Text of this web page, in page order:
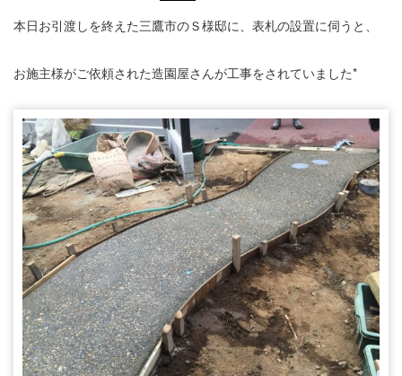
本日お引渡しを終えた三鷹市のＳ様邸に、表札の設置に伺うと、
お施主様がご依頼された造園屋さんが工事をされていました*